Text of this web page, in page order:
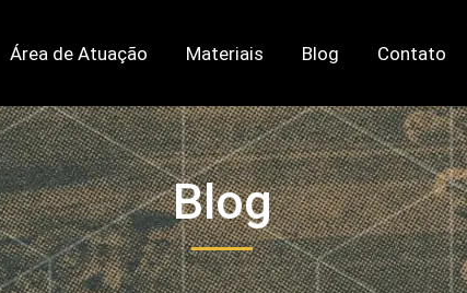
Área de Atuação Materiais Blog Contato
Blog